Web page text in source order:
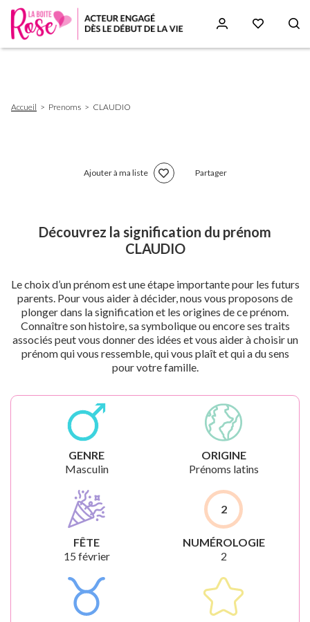
d'Ariane
Accueil Prenoms CLAUDIO
Ajouter à ma liste Partager
Découvrez la signification du prénom
CLAUDIO
Le choix d’un prénom est une étape importante pour les futurs
parents. Pour vous aider à décider, nous vous proposons de
plonger dans la signification et les origines de ce prénom.
Connaître son histoire, sa symbolique ou encore ses traits
associés peut vous donner des idées et vous aider à choisir un
prénom qui vous ressemble, qui vous plaît et qui a du sens
pour votre famille.
GENRE
Masculin
ORIGINE
Prénoms latins
FÊTE
15 février
2
NUMÉROLOGIE
2